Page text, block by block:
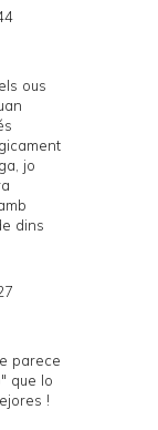
ous
jo
dins
parece
que lo
!